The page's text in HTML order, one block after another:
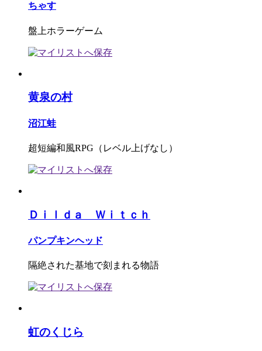
ちゃす
盤上ホラーゲーム
黄泉の村
沼江蛙
超短編和風RPG（レベル上げなし）
Ｄｉｌｄａ Ｗｉｔｃｈ
パンプキンヘッド
隔絶された基地で刻まれる物語
虹のくじら